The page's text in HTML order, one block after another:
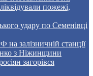
пожежі,
удару по Семенівці
на залізничній станції
з Ніжинщини
загорівся